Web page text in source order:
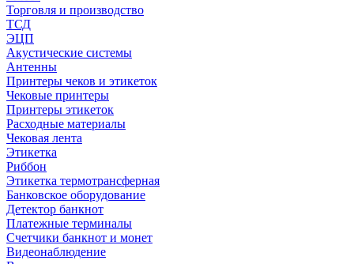
Торговля и производство
ТСД
ЭЦП
Акустические системы
Антенны
Принтеры чеков и этикеток
Чековые принтеры
Принтеры этикеток
Расходные материалы
Чековая лента
Этикетка
Риббон
Этикетка термотрансферная
Банковское оборудование
Детектор банкнот
Платежные терминалы
Счетчики банкнот и монет
Видеонаблюдение